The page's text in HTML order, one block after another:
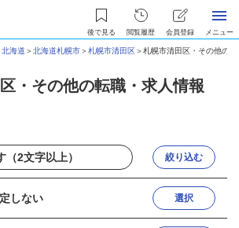
後で見る 閲覧履歴 会員登録 メニュー
北海道 ＞北海道札幌市＞札幌市清田区＞札幌市清田区・その他の
・その他の転職・求人情報
絞り込む
しない 選択